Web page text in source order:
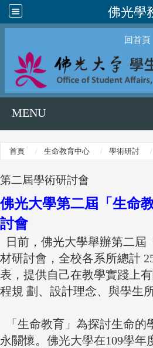
佛光學
回首頁
MENU
首頁 生命教育中心 學術研討
第二屆學術研討會
佛光大學第二屆「生命
討會
日前，佛光大學舉辦第二屆
材研討會，全校各系所總計
表，提供自己在教學實踐上
程規 劃、設計理念、與學生
「生命教育」為探討生命的
永關懷。佛光大學在109學年